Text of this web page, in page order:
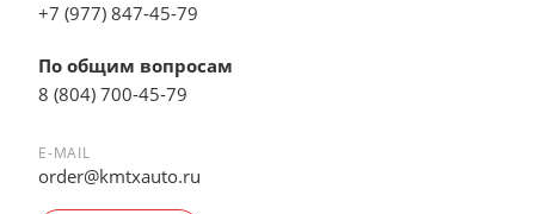
+7 (977) 847-45-79
По общим вопросам
8 (804) 700-45-79
E-MAIL
order@kmtxauto.ru